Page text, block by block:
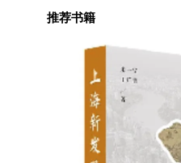
推荐书籍